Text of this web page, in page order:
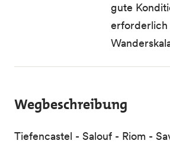
gute
erforderlich
Wegbeschreibung
Tiefencastel - Salouf - Riom -